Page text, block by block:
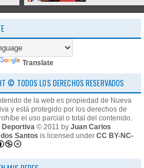
Translate
© TODOS LOS DERECHOS RESERVADOS
de la web es propiedad de Nueva
y está protegido por los derechos de
el uso parcial o total del contenido.
Deportiva © 2011 by Juan Carlos
Santos is licensed under CC BY-NC-